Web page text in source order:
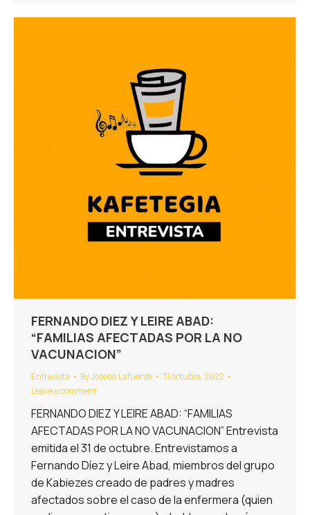
FERNANDO DIEZ Y LEIRE ABAD:
“FAMILIAS AFECTADAS POR LA NO
VACUNACION”
Entrevista ByJoseba Lafuente
31 octubre, 2022
Leave a comment
FERNANDO DIEZ Y LEIRE ABAD: “FAMILIAS
AFECTADAS POR LA NO VACUNACION” Entrevista
emitida el 31 de octubre. Entrevistamos a
Fernando Díez y Leire Abad, miembros del grupo
de Kabiezes creado de padres y madres
afectados sobre el caso de la enfermera (quien